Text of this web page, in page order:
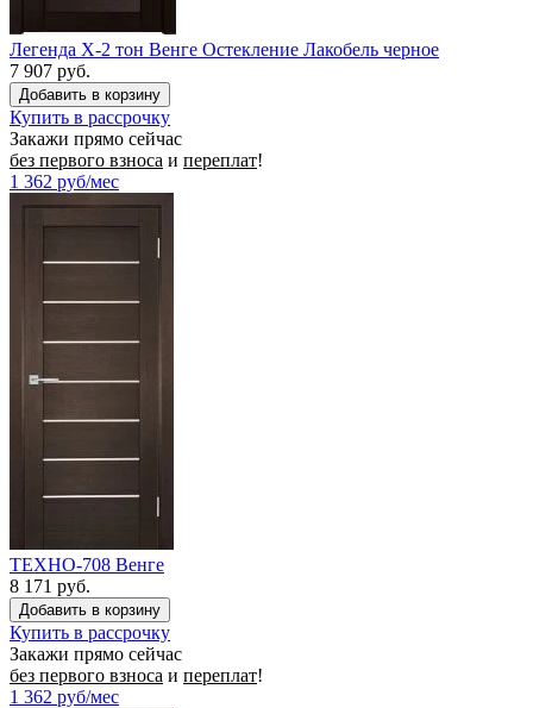
Легенда X-2 тон Венге Остекление Лакобель черное
7 907 руб.
Купить в рассрочку
Закажи прямо сейчас
без первого взноса и переплат!
1 362 руб/мес
ТЕХНО-708 Венге
8 171 руб.
Купить в рассрочку
Закажи прямо сейчас
без первого взноса и переплат!
1 362 руб/мес